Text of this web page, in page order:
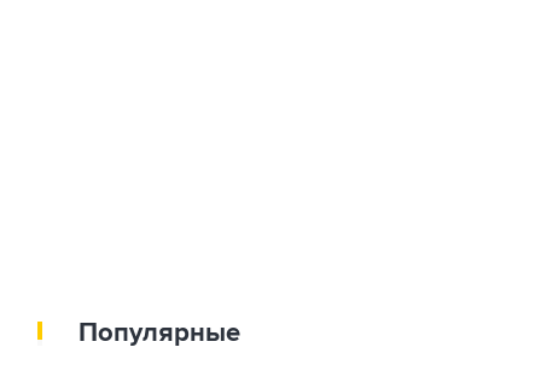
Популярные